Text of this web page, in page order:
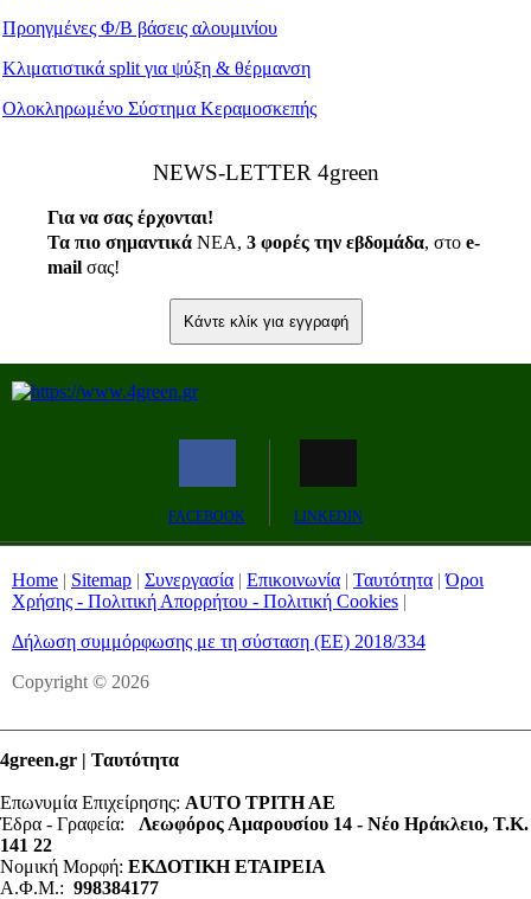
Προηγμένες Φ/Β βάσεις αλουμινίου
Κλιματιστικά split για ψύξη & θέρμανση
Ολοκληρωμένο Σύστημα Κεραμοσκεπής
ΝEWS-LETTER 4green
Για να σας έρχονται!
Τα πιο σημαντικά ΝΕΑ, 3 φορές την εβδομάδα, στο e-
mail σας!
Κάντε κλίκ για εγγραφή
FACEBOOK LINKEDIN
Home | Sitemap | Συνεργασία | Επικοινωνία | Ταυτότητα |Όροι
Χρήσης - Πολιτική Απορρήτου - Πολιτική Cookies |
Δήλωση συμμόρφωσης με τη σύσταση (ΕΕ) 2018/334
Copyright © 2026
4green.gr | Ταυτότητα
Επωνυμία Επιχείρησης: AUTO ΤΡΙΤΗ ΑΕ
Έδρα - Γραφεία: Λεωφόρος Αμαρουσίου 14 - Νέο Ηράκλειο, Τ.Κ.
141 22
Νομική Μορφή: ΕΚΔΟΤΙΚΗ ΕΤΑΙΡΕΙΑ
Α.Φ.Μ.: 998384177